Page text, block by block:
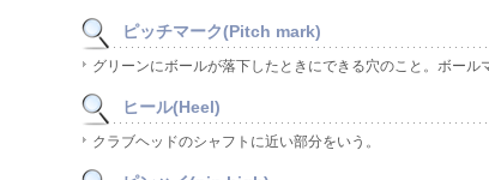
ピッチマーク(Pitch mark)
グリーンにボールが落下したときにできる穴のこと。ボール
ヒール(Heel)
クラブヘッドのシャフトに近い部分をいう。